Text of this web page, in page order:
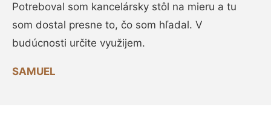
Potreboval som kancelársky stôl na mieru a tu
som dostal presne to, čo som hľadal. V
budúcnosti určite využijem.
SAMUEL